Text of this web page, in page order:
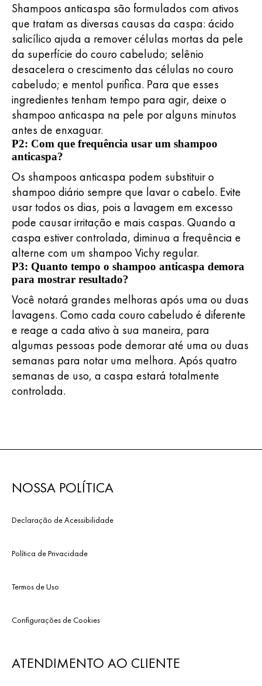
Shampoos anticaspa são formulados com ativos
que tratam as diversas causas da caspa: ácido
salicílico ajuda a remover células mortas da pele
da superfície do couro cabeludo; selênio
desacelera o crescimento das células no couro
cabeludo; e mentol purifica. Para que esses
ingredientes tenham tempo para agir, deixe o
shampoo anticaspa na pele por alguns minutos
antes de enxaguar.
P2: Com que frequência usar um shampoo
anticaspa?
Os shampoos anticaspa podem substituir o
shampoo diário sempre que lavar o cabelo. Evite
usar todos os dias, pois a lavagem em excesso
pode causar irritação e mais caspas. Quando a
caspa estiver controlada, diminua a frequência e
alterne com um shampoo Vichy regular.
P3: Quanto tempo o shampoo anticaspa demora
para mostrar resultado?
Você notará grandes melhoras após uma ou duas
lavagens. Como cada couro cabeludo é diferente
e reage a cada ativo à sua maneira, para
algumas pessoas pode demorar até uma ou duas
semanas para notar uma melhora. Após quatro
semanas de uso, a caspa estará totalmente
controlada.
NOSSA POLÍTICA
Declaração de Acessibilidade
Política de Privacidade
Termos de Uso
Configurações de Cookies
ATENDIMENTO AO CLIENTE